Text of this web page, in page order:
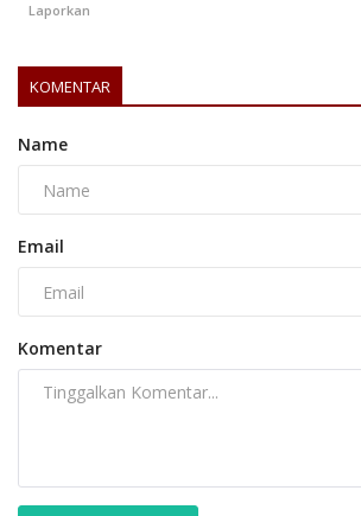
Laporkan
KOMENTAR
Name
Email
Komentar